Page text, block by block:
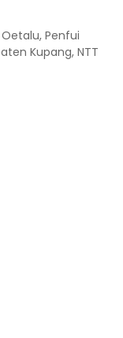
Penfui
Kupang, NTT